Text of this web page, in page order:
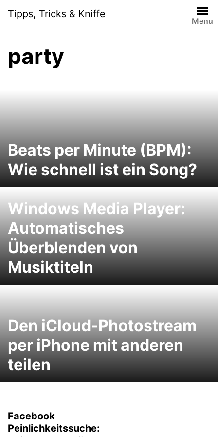
content
Tipps, Tricks & Kniffe
Menu
party
Beats per Minute (BPM):
Wie schnell ist ein Song?
Windows Media Player:
Automatisches
Überblenden von
Musiktiteln
Den iCloud-Photostream
per iPhone mit anderen
teilen
Facebook
Peinlichkeitssuche: